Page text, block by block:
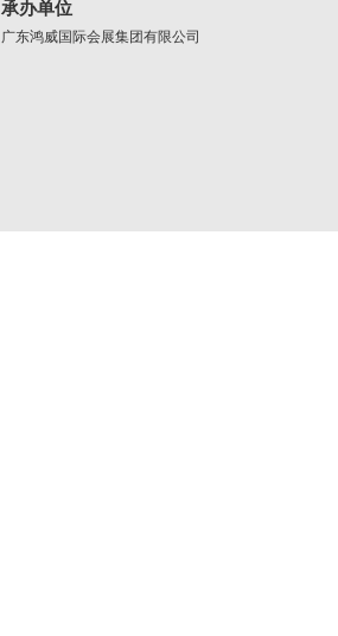
承办单位
广东鸿威国际会展集团有限公司